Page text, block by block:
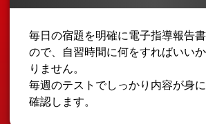
毎日の宿題を明確に電子指導報告
ので、自習時間に何をすればいい
りません。
毎週のテストでしっかり内容が身
確認します。